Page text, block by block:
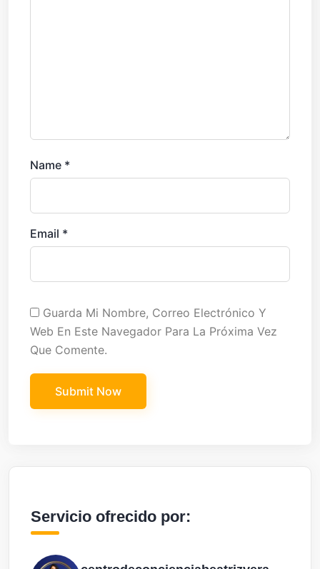
Name *
Email *
Guarda Mi Nombre, Correo Electrónico Y
Web En Este Navegador Para La Próxima Vez
Que Comente.
Servicio ofrecido por: